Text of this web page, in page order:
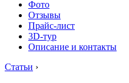
Фото
Отзывы
Прайс-лист
3D-тур
Описание и контакты
Статьи ›